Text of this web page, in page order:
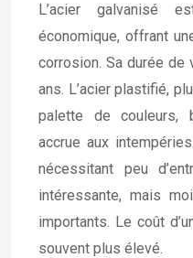
L’acier galvanisé
économique, offrant
corrosion. Sa durée de
ans. L’acier plastifié,
palette de couleurs,
accrue aux
nécessitant peu
intéressante, mais
importants. Le coût
souvent plus élevé.